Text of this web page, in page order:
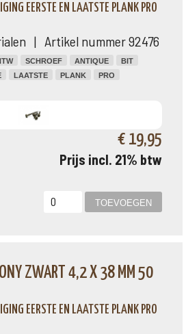
EERSTE EN LAATSTE PLANK PRO
| Artikel nummer 92476
SCHROEF ANTIQUE
BIT
LAATSTE PLANK PRO
€ 19,95
Prijs incl. 21% btw
ZWART 4,2 X 38 MM 50
EERSTE EN LAATSTE PLANK PRO